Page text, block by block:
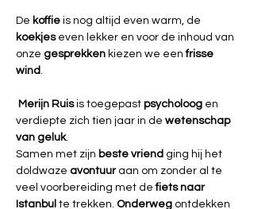
De koffie is nog altijd even warm, de
koekjes even lekker en voor de inhoud van
onze gesprekken kiezen we een frisse
wind.
Merijn Ruis is toegepast psycholoog en
verdiepte zich tien jaar in de wetenschap
van geluk.
Samen met zijn beste vriend ging hij het
doldwaze avontuur aan om zonder al te
veel voorbereiding met de fiets naar
Istanbul te trekken. Onderweg ontdekken